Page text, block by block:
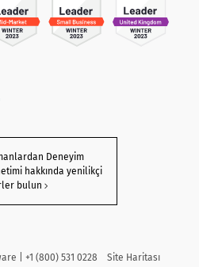
Deneyim
hakkında yenilikçi
bulun
| +1 (800) 531 0228 Site Haritası